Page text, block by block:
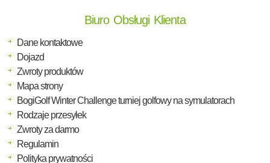
Biuro Obsługi Klienta
Dane kontaktowe
Dojazd
Zwroty produktów
Mapa strony
BogiGolf Winter Challenge turniej golfowy na symulatorach
Rodzaje przesyłek
Zwroty za darmo
Regulamin
Polityka prywatności